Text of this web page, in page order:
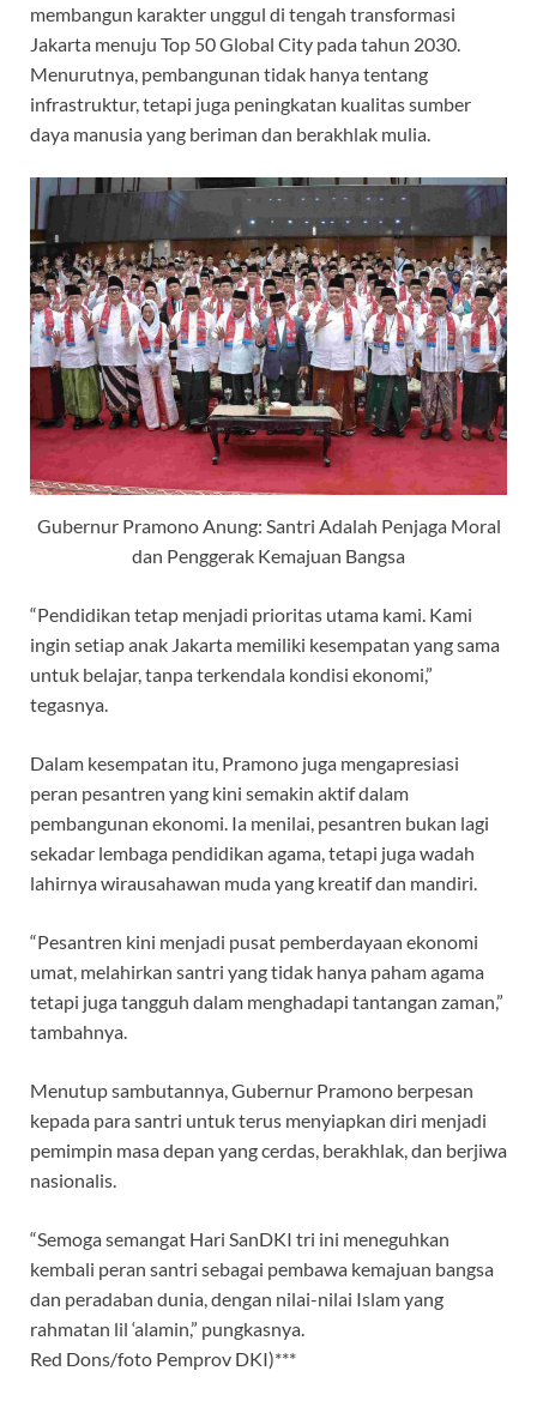
membangun karakter unggul di tengah transformasi
Jakarta menuju Top 50 Global City pada tahun 2030.
Menurutnya, pembangunan tidak hanya tentang
infrastruktur, tetapi juga peningkatan kualitas sumber
daya manusia yang beriman dan berakhlak mulia.
Gubernur Pramono Anung: Santri Adalah Penjaga Moral
dan Penggerak Kemajuan Bangsa
“Pendidikan tetap menjadi prioritas utama kami. Kami
ingin setiap anak Jakarta memiliki kesempatan yang sama
untuk belajar, tanpa terkendala kondisi ekonomi,”
tegasnya.
Dalam kesempatan itu, Pramono juga mengapresiasi
peran pesantren yang kini semakin aktif dalam
pembangunan ekonomi. Ia menilai, pesantren bukan lagi
sekadar lembaga pendidikan agama, tetapi juga wadah
lahirnya wirausahawan muda yang kreatif dan mandiri.
“Pesantren kini menjadi pusat pemberdayaan ekonomi
umat, melahirkan santri yang tidak hanya paham agama
tetapi juga tangguh dalam menghadapi tantangan zaman,”
tambahnya.
Menutup sambutannya, Gubernur Pramono berpesan
kepada para santri untuk terus menyiapkan diri menjadi
pemimpin masa depan yang cerdas, berakhlak, dan berjiwa
nasionalis.
“Semoga semangat Hari SanDKI tri ini meneguhkan
kembali peran santri sebagai pembawa kemajuan bangsa
dan peradaban dunia, dengan nilai-nilai Islam yang
rahmatan lil ‘alamin,” pungkasnya.
Red Dons/foto Pemprov DKI)***